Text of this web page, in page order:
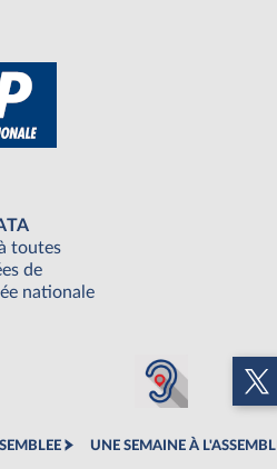
toutes
de
nationale
UNE SEMAINE À